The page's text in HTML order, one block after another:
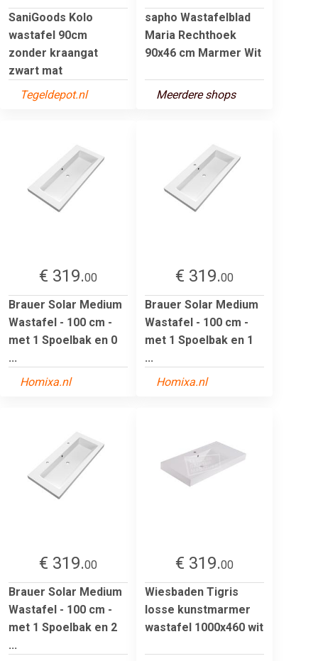
SaniGoods Kolo
wastafel 90cm
zonder kraangat
zwart mat
Tegeldepot.nl
sapho Wastafelblad
Maria Rechthoek
90x46 cm Marmer Wit
Meerdere shops
€ 319.00
Brauer Solar Medium
Wastafel - 100 cm -
met 1 Spoelbak en 0
...
Homixa.nl
€ 319.00
Brauer Solar Medium
Wastafel - 100 cm -
met 1 Spoelbak en 1
...
Homixa.nl
€ 319.00
Brauer Solar Medium
Wastafel - 100 cm -
met 1 Spoelbak en 2
...
€ 319.00
Wiesbaden Tigris
losse kunstmarmer
wastafel 1000x460 wit